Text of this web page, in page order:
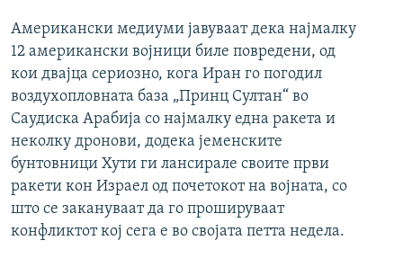
Американски медиуми јавуваат дека најмалку
12 американски војници биле повредени, од
кои двајца сериозно, кога Иран го погодил
воздухопловната база „Принц Султан“ во
Саудиска Арабија со најмалку една ракета и
неколку дронови, додека јеменските
бунтовници Хути ги лансирале своите први
ракети кон Израел од почетокот на војната, со
што се закануваат да го прошируваат
конфликтот кој сега е во својата петта недела.